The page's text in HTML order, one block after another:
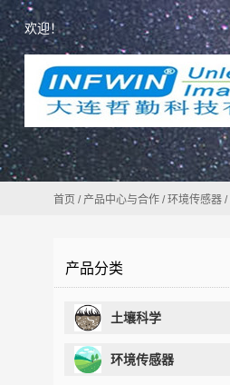
欢迎！
首页 / 产品中心与合作 /环境传感器 /
产品分类
土壤科学
环境传感器